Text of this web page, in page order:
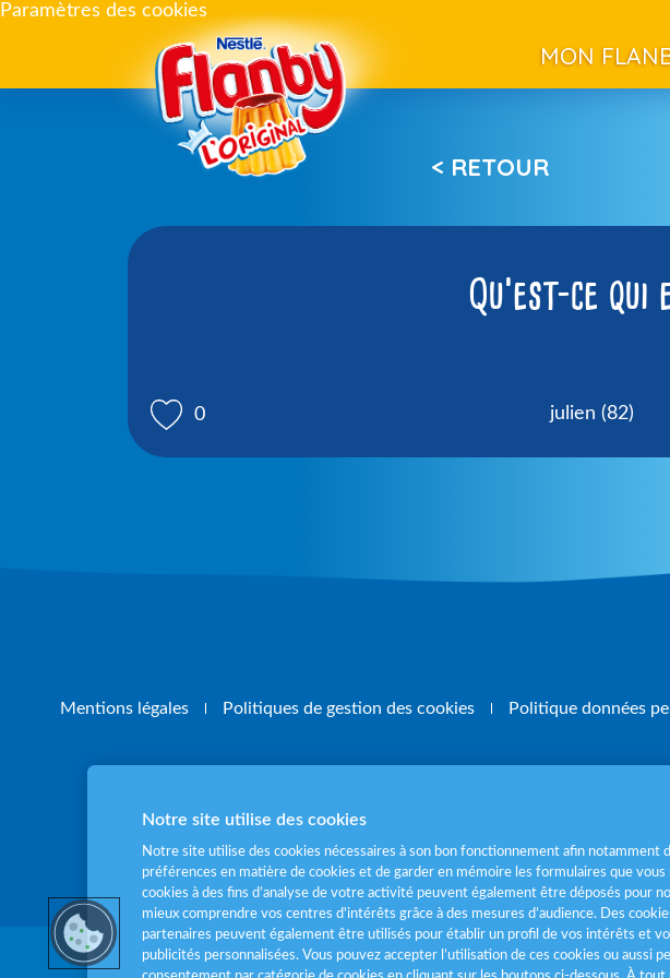
Paramètres des cookies
MON
< RETOUR
Qu’est-ce
0 julien (82)
Mentions légales Politiques de gestion des cookies Politique données
Pour votre santé, mangez 5
Notre site utilise des cookies
Notre site utilise des cookies nécessaires à son bon fonctionnement afin notamment
préférences en matière de cookies et de garder en mémoire les formulaires que vous
cookies à des fins d’analyse de votre activité peuvent également être déposés pour
mieux comprendre vos centres d'intérêts grâce à des mesures d’audience. Des
partenaires peuvent également être utilisés pour établir un profil de vos intérêts et
publicités personnalisées. Vous pouvez accepter l’utilisation de ces cookies ou aussi